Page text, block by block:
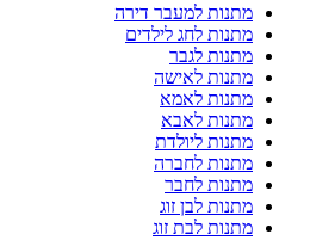
מתנות למעבר דירה
מתנות לחג לילדים
מתנות לגבר
מתנות לאישה
מתנות לאמא
מתנות לאבא
מתנות ליולדת
מתנות לחברה
מתנות לחבר
מתנות לבן זוג
מתנות לבת זוג